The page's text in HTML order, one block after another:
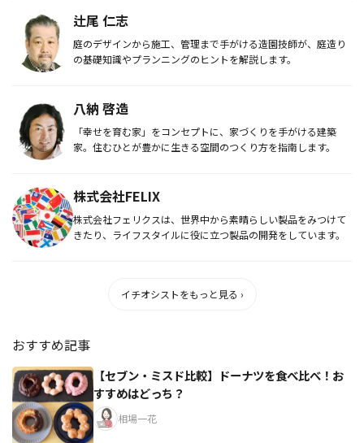
辻尾 仁志
庭のデザインから施工、管理まで手がける造園技師が、庭造り
の基礎知識やプランニングのヒントを解説します。
八納 啓造
「幸せを育む家」をコンセプトに、家づくりを手がける建築
家。住むひとが豊かに生きる空間のつくり方を指南します。
株式会社FELIX
株式会社フェリクスは、世界中から素晴らしい製品をみつけて
きたり、ライフスタイルに役に立つ製品の開発をしています。
イチオシストをもっと見る ›
おすすめ記事
【セブン・ミスド比較】ドーナツを食べ比べ！お
すすめはどっち？
相場一花